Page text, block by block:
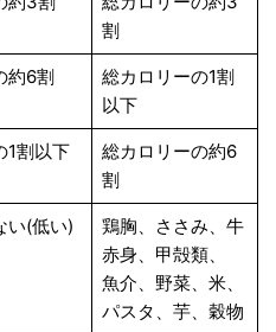
割
約6割
総カロリーの1割
以下
1割以下
総カロリーの約6
割
い(低い)
鶏胸、ささみ、牛
赤身、甲殻類、
魚介、野菜、米、
パスタ、芋、穀物